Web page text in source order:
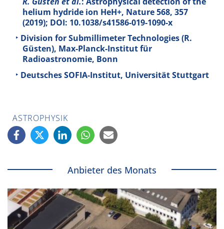
helium hydride ion HeH+, Nature568, 357
(2019); DOI: 10.1038/s41586-019-1090-x
Division for Submillimeter Technologies (R.
Güsten), Max-Planck-Institut für
Radioastronomie, Bonn
Deutsches SOFIA-Institut, Universität Stuttgart
ASTROPHYSIK
Anbieter des Monats